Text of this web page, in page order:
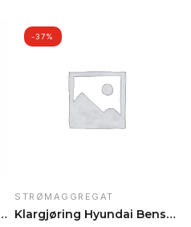
l – Rask og renslig oljeskif…
-37%
STRØMAGGREGAT
Klargjøring Hyundai Bensinaggregat – Klar til bruk…